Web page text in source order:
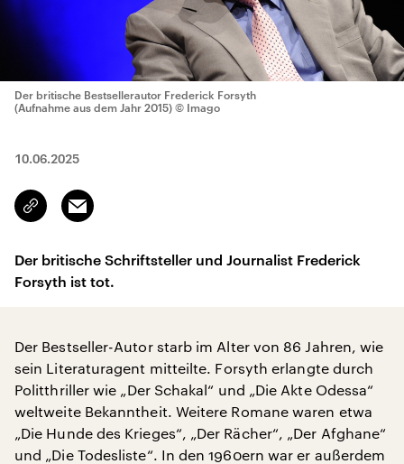
Der britische Bestsellerautor Frederick Forsyth
(Aufnahme aus dem Jahr 2015) © Imago
10.06.2025
Link
kopieren/teilen
Email
Der britische Schriftsteller und Journalist Frederick
Forsyth ist tot.
Der Bestseller-Autor starb im Alter von 86 Jahren, wie
sein Literaturagent mitteilte. Forsyth erlangte durch
Politthriller wie „Der Schakal“ und „Die Akte Odessa“
weltweite Bekanntheit. Weitere Romane waren etwa
„Die Hunde des Krieges“, „Der Rächer“, „Der Afghane“
und „Die Todesliste“. In den 1960ern war er außerdem